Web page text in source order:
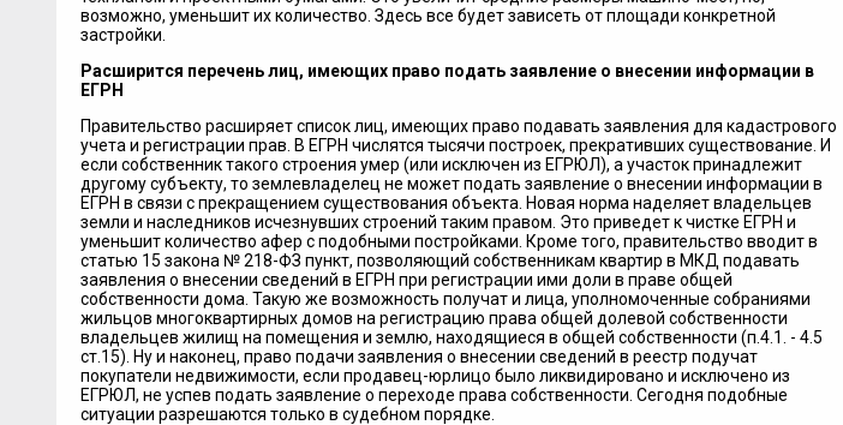
возможно, уменьшит их количество. Здесь все будет зависеть от площади конкретной
застройки.
Расширится перечень лиц, имеющих право подать заявление о внесении информации в
ЕГРН
Правительство расширяет список лиц, имеющих право подавать заявления для кадастрового
учета и регистрации прав. В ЕГРН числятся тысячи построек, прекративших существование. И
если собственник такого строения умер (или исключен из ЕГРЮЛ), а участок принадлежит
другому субъекту, то землевладелец не может подать заявление о внесении информации в
ЕГРН в связи с прекращением существования объекта. Новая норма наделяет владельцев
земли и наследников исчезнувших строений таким правом. Это приведет к чистке ЕГРН и
уменьшит количество афер с подобными постройками. Кроме того, правительство вводит в
статью 15 закона № 218-ФЗ пункт, позволяющий собственникам квартир в МКД подавать
заявления о внесении сведений в ЕГРН при регистрации ими доли в праве общей
собственности дома. Такую же возможность получат и лица, уполномоченные собраниями
жильцов многоквартирных домов на регистрацию права общей долевой собственности
владельцев жилищ на помещения и землю, находящиеся в общей собственности (п.4.1. - 4.5
ст.15). Ну и наконец, право подачи заявления о внесении сведений в реестр подучат
покупатели недвижимости, если продавец-юрлицо было ликвидировано и исключено из
ЕГРЮЛ, не успев подать заявление о переходе права собственности. Сегодня подобные
ситуации разрешаются только в судебном порядке.